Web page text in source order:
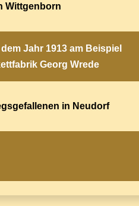
Wittgenborn
Jahr 1913 am Beispiel
Georg Wrede
in Neudorf